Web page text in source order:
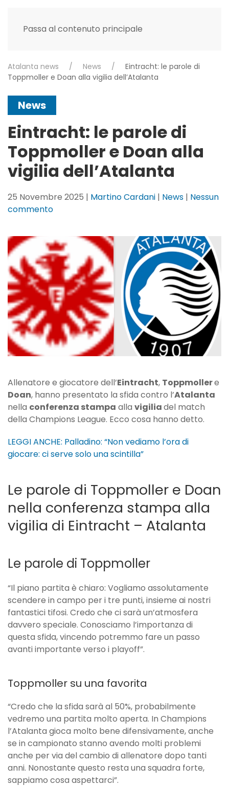
Passa al contenuto principale
Atalanta news News
Eintracht: le parole di
Toppmoller e Doan alla vigilia dell’Atalanta
News
Eintracht: le parole di
Toppmoller e Doan alla
vigilia dell’Atalanta
25 Novembre 2025 | Martino Cardani | News | Nessun
commentosu
parole
di
Toppmoller
e
Doan
alla
vigilia
dell’Atalanta
Allenatore e giocatore dell’Eintracht, Toppmollere
Doan, hanno presentato la sfida contro l’Atalanta
nella conferenza stampa alla vigiliadel match
della Champions League. Ecco cosa hanno detto.
LEGGI ANCHE: Palladino: “Non vediamo l’ora di
giocare: ci serve solo una scintilla”
Le parole di Toppmoller e Doan
nella conferenza stampa alla
vigilia di Eintracht – Atalanta
Le parole di Toppmoller
“Il piano partita è chiaro: Vogliamo assolutamente
scendere in campo per i tre punti, insieme ai nostri
fantastici tifosi. Credo che ci sarà un’atmosfera
davvero speciale. Conosciamo l’importanza di
questa sfida, vincendo potremmo fare un passo
avanti importante verso i playoff”.
Toppmoller su una favorita
“Credo che la sfida sarà al 50%, probabilmente
vedremo una partita molto aperta. In Champions
l’Atalanta gioca molto bene difensivamente, anche
se in campionato stanno avendo molti problemi
anche per via del cambio di allenatore dopo tanti
anni. Nonostante questo resta una squadra forte,
sappiamo cosa aspettarci”.